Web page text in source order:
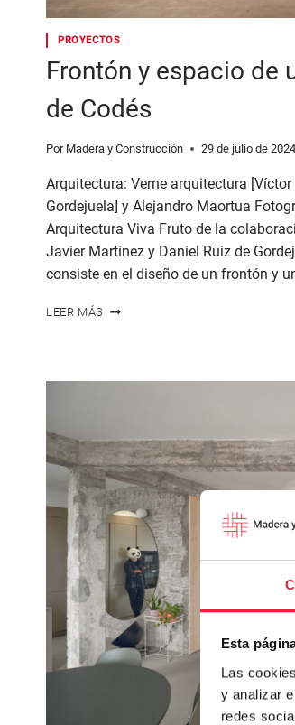
Esta
Las
y analizar
redes
PROYECTOS
Frontón y espacio de
de Codés
Por Madera y Construcción 29 de julio de 2024
Arquitectura: Verne arquitectura
Gordejuela] y Alejandro Maortua
Arquitectura Viva Fruto de la
Javier Martínez y Daniel Ruiz de
consiste en el diseño de un frontón y
LEER MÁS FRONTÓN
USOS
DE
CODÉS